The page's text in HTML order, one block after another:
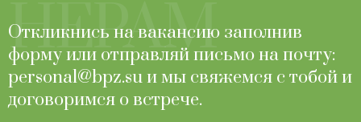
НЕРАМ
Откликнись на вакансию заполнив
форму или отправляй письмо на почту:
personal@bpz.su и мы свяжемся с тобой и
договоримся о встрече.